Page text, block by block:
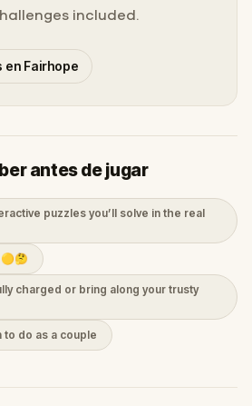
included.
en Fairhope
antes de jugar
puzzles you’ll solve in the real
🟡🤔
charged or bring along your trusty
to do as a couple